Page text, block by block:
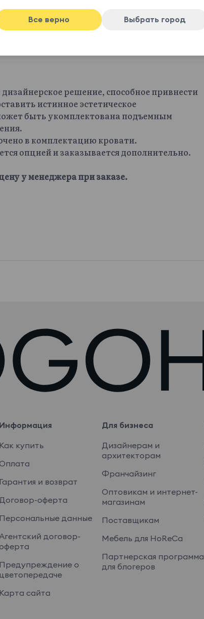
решение, способное привнести
истинное эстетическое
быть укомплектована подъемным
в комплектацию кровати.
опцией и заказывается дополнительно.
у менеджера при заказе.
Информация
Как купить
Гарантия и возврат
оферта
Персональные данные
договор-
оферта
Предупреждение о
цветопередаче
Карта сайта
Для бизнеса
Дизайнерам и
архитекторам
Франчайзинг
Оптовикам и интернет-
магазинам
Поставщикам
Мебель для HoReCa
Партнерская программа
для блогеров
Все верно Выбрать город